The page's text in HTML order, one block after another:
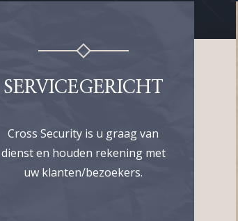
SERVICEGERICHT
Cross Security is u graag van
dienst en houden rekening met
uw klanten/bezoekers.